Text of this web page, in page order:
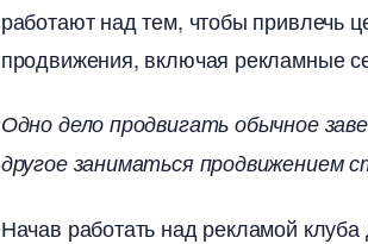
работают над тем, чтобы привлечь
продвижения, включая рекламные
Одно дело продвигать обычное
другое заниматься продвижением
Начав работать над рекламой